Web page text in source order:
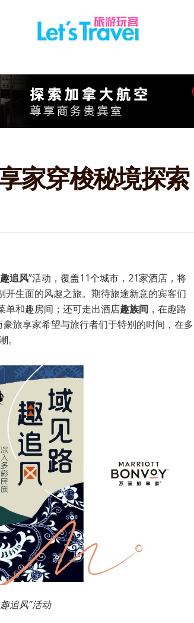
家穿梭秘境探索
追风”活动，覆盖11个城市，21家酒店，将
生面的风趣之旅。期待旅途新意的宾客们
和趣房间；还可走出酒店趣族间 ，在趣路
旅享家希望与旅行者们于特别的时间，在多
追风”活动